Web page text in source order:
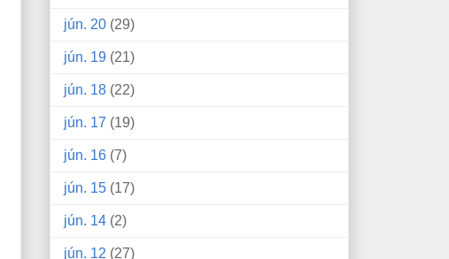
jún. 20 (29)
jún. 19 (21)
jún. 18 (22)
jún. 17 (19)
jún. 16 (7)
jún. 15 (17)
jún. 14 (2)
jún. 12 (27)